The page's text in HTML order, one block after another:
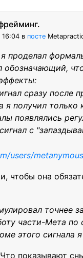
16:04 в посте
проделал
обозначающий,
сразу после
получил только
появлялись
с
users/
чтобы она
точнее
части-Мета по
этого сигнала
показывают